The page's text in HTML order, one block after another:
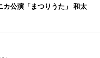
カ公演「まつりうた」 和太